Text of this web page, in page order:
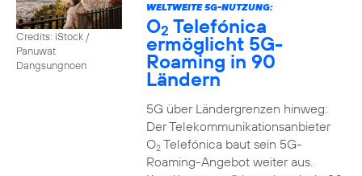
Credits: iStock /
Panuwat
Dangsungnoen
WELTWEITE 5G-NUTZUNG:
O2 Telefónica
ermöglicht 5G-
Roaming in 90
Ländern
5G über Ländergrenzen hinweg:
Der Telekommunikationsanbieter
O2Telefónica baut sein 5G-
Roaming-Angebot weiter aus.